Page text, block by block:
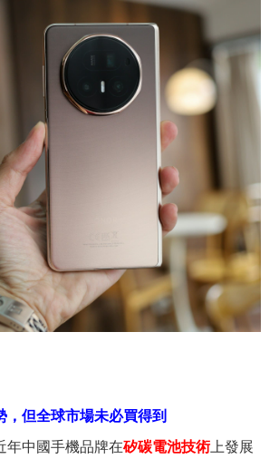
，但全球市場未必買得到
年中國手機品牌在矽碳電池技術上發展